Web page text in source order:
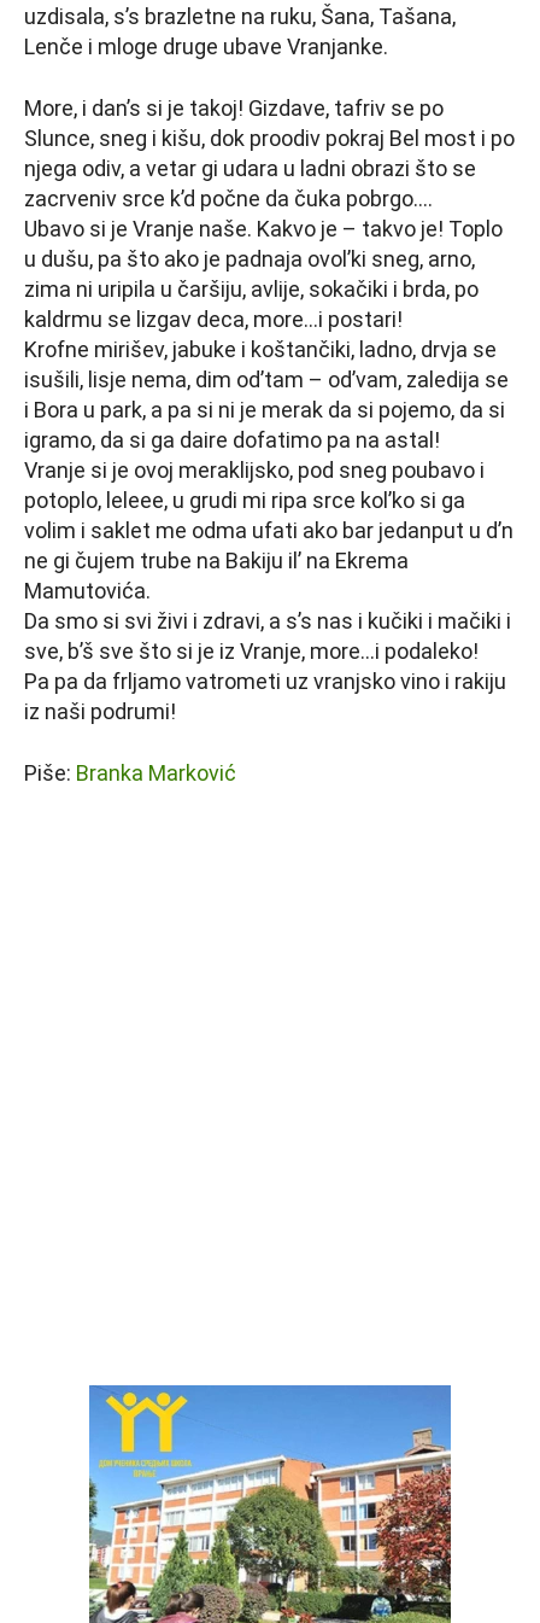
uzdisala, s’s brazletne na ruku, Šana, Tašana,
Lenče i mloge druge ubave Vranjanke.
More, i dan’s si je takoj! Gizdave, tafriv se po
Slunce, sneg i kišu, dok proodiv pokraj Bel most i po
njega odiv, a vetar gi udara u ladni obrazi što se
zacrveniv srce k’d počne da čuka pobrgo….
Ubavo si je Vranje naše. Kakvo je – takvo je! Toplo
u dušu, pa što ako je padnaja ovol’ki sneg, arno,
zima ni uripila u čaršiju, avlije, sokačiki i brda, po
kaldrmu se lizgav deca, more…i postari!
Krofne mirišev, jabuke i koštančiki, ladno, drvja se
isušili, lisje nema, dim od’tam – od’vam, zaledija se
i Bora u park, a pa si ni je merak da si pojemo, da si
igramo, da si ga daire dofatimo pa na astal!
Vranje si je ovoj meraklijsko, pod sneg poubavo i
potoplo, leleee, u grudi mi ripa srce kol’ko si ga
volim i saklet me odma ufati ako bar jedanput u d’n
ne gi čujem trube na Bakiju il’ na Ekrema
Mamutovića.
Da smo si svi živi i zdravi, a s’s nas i kučiki i mačiki i
sve, b’š sve što si je iz Vranje, more…i podaleko!
Pa pa da frljamo vatrometi uz vranjsko vino i rakiju
iz naši podrumi!
Piše: Branka Marković